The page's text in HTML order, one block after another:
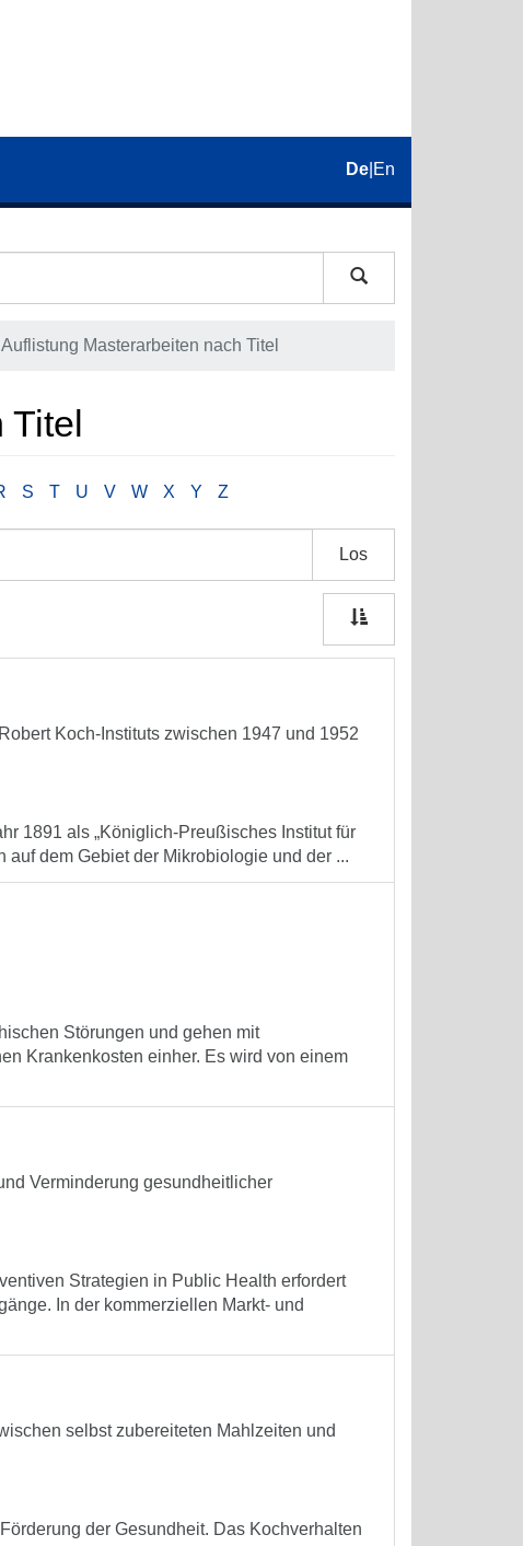
De En
Auflistung Masterarbeiten nach Titel
Titel
S T U V W X Y Z
Los
Koch-Instituts zwischen 1947 und 1952
1891 als „Königlich-Preußisches Institut für
auf dem Gebiet der Mikrobiologie und der ...
Störungen und gehen mit
Krankenkosten einher. Es wird von einem
Verminderung gesundheitlicher
Strategien in Public Health erfordert
In der kommerziellen Markt- und
selbst zubereiteten Mahlzeiten und
der Gesundheit. Das Kochverhalten